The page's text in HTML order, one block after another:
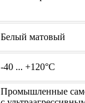
Белый матовый
-40 ... +120°С
Промышленные